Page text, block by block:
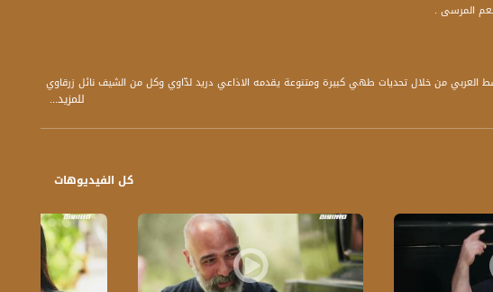
المرسى .
30 حلقة من البرنامج امهر طهاة الوسط العربي من خلال تحديات طهي كبيرة ومتنوعة يقدمه الاذاعي دريد لدّاوي وكل من الشيف نائل زرقاوي
للمزيد...
كل الفيديوهات